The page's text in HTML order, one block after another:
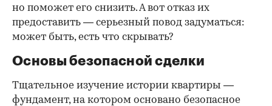
но поможет его снизить. А вот отказ их
предоставить — серьезный повод задуматься:
может быть, есть что скрывать?
Основы безопасной сделки
Тщательное изучение истории квартиры —
фундамент, на котором основано безопасное